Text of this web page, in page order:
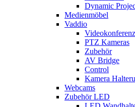
Dynamic
Medienmöbel
Vaddio
PTZ Kameras
Zubehör
AV Bridge
Control
Kamera
Webcams
Zubehör LED